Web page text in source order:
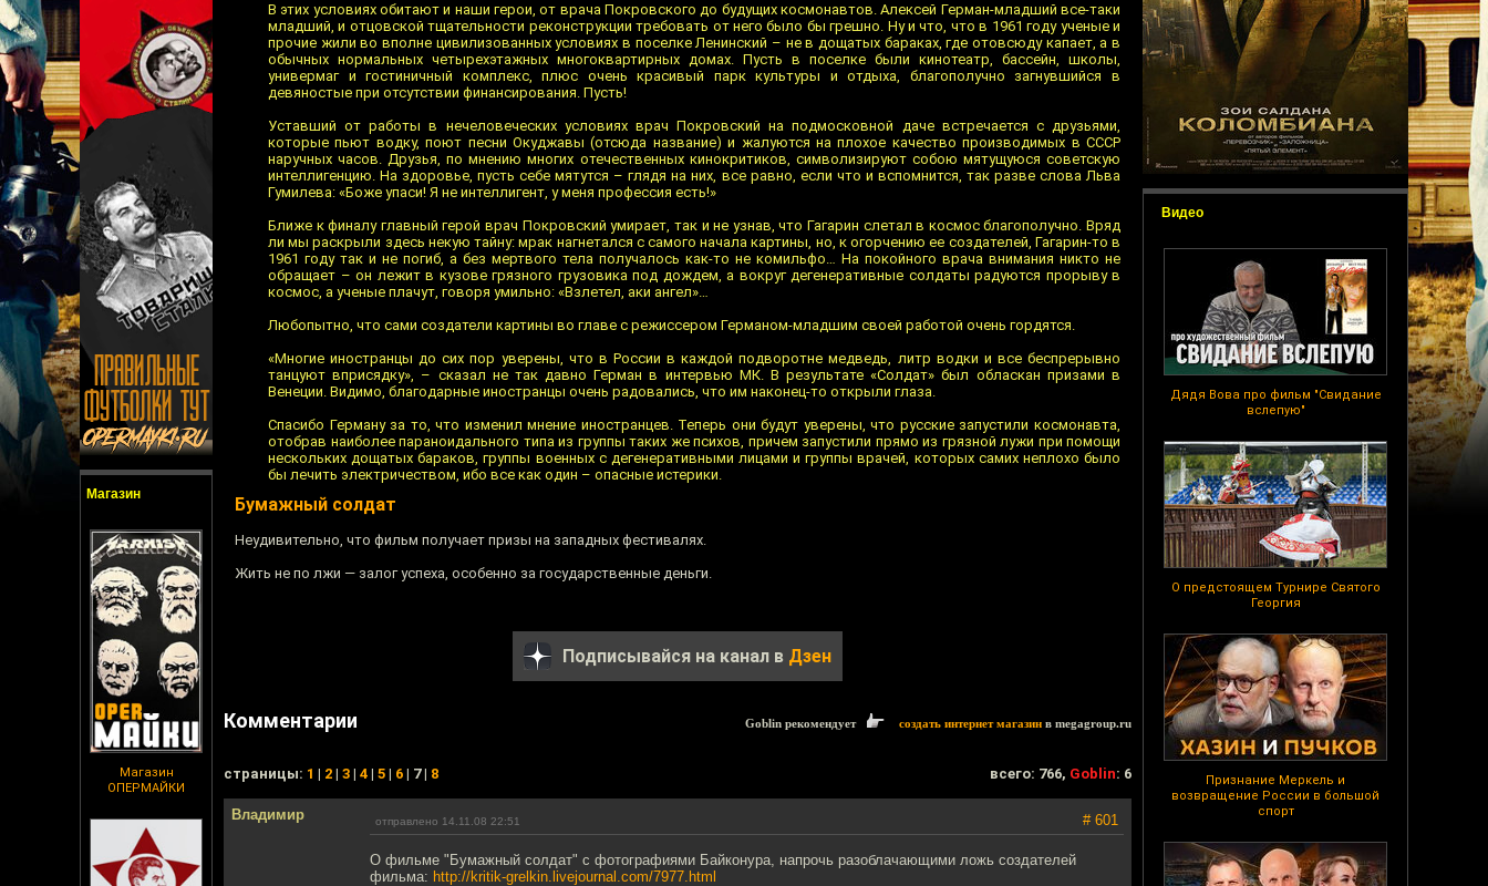
Магазин
Магазин
ОПЕРМАЙКИ
Видео
Дядя Вова про фильм "Свидание
вслепую"
О предстоящем Турнире Святого
Георгия
Признание Меркель и
возвращение России в большой
спорт
В этих условиях обитают и наши герои, от врача Покровского до будущих космонавтов. Алексей Герман-младший все-таки
младший, и отцовской тщательности реконструкции требовать от него было бы грешно. Ну и что, что в 1961 году ученые и
прочие жили во вполне цивилизованных условиях в поселке Ленинский – не в дощатых бараках, где отовсюду капает, а в
обычных нормальных четырехэтажных многоквартирных домах. Пусть в поселке были кинотеатр, бассейн, школы,
универмаг и гостиничный комплекс, плюс очень красивый парк культуры и отдыха, благополучно загнувшийся в
девяностые при отсутствии финансирования. Пусть!
Уставший от работы в нечеловеческих условиях врач Покровский на подмосковной даче встречается с друзьями,
которые пьют водку, поют песни Окуджавы (отсюда название) и жалуются на плохое качество производимых в СССР
наручных часов. Друзья, по мнению многих отечественных кинокритиков, символизируют собою мятущуюся советскую
интеллигенцию. На здоровье, пусть себе мятутся – глядя на них, все равно, если что и вспомнится, так разве слова Льва
Гумилева: «Боже упаси! Я не интеллигент, у меня профессия есть!»
Ближе к финалу главный герой врач Покровский умирает, так и не узнав, что Гагарин слетал в космос благополучно. Вряд
ли мы раскрыли здесь некую тайну: мрак нагнетался с самого начала картины, но, к огорчению ее создателей, Гагарин-то в
1961 году так и не погиб, а без мертвого тела получалось как-то не комильфо… На покойного врача внимания никто не
обращает – он лежит в кузове грязного грузовика под дождем, а вокруг дегенеративные солдаты радуются прорыву в
космос, а ученые плачут, говоря умильно: «Взлетел, аки ангел»…
Любопытно, что сами создатели картины во главе с режиссером Германом-младшим своей работой очень гордятся.
«Многие иностранцы до сих пор уверены, что в России в каждой подворотне медведь, литр водки и все беспрерывно
танцуют вприсядку», – сказал не так давно Герман в интервью МК. В результате «Солдат» был обласкан призами в
Венеции. Видимо, благодарные иностранцы очень радовались, что им наконец-то открыли глаза.
Спасибо Герману за то, что изменил мнение иностранцев. Теперь они будут уверены, что русские запустили космонавта,
отобрав наиболее параноидального типа из группы таких же психов, причем запустили прямо из грязной лужи при помощи
нескольких дощатых бараков, группы военных с дегенеративными лицами и группы врачей, которых самих неплохо было
бы лечить электричеством, ибо все как один – опасные истерики.
Бумажный солдат
Неудивительно, что фильм получает призы на западных фестивалях.
Жить не по лжи — залог успеха, особенно за государственные деньги.
Подписывайся на канал в Дзен
Комментарии Goblin рекомендует создать интернет магазин в megagroup.ru
cтраницы: 1 | 2 | 3 | 4 | 5 | 6 | 7 | 8 всего: 766, Goblin: 6
Владимир отправлено 14.11.08 22:51 # 601
О фильме "Бумажный солдат" с фотографиями Байконура, напрочь разоблачающими ложь создателей
фильма: http://kritik-grelkin.livejournal.com/7977.html